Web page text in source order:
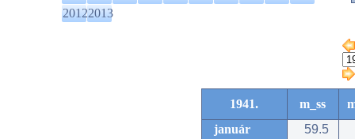
20122013
1941. m_ss
január
59.5